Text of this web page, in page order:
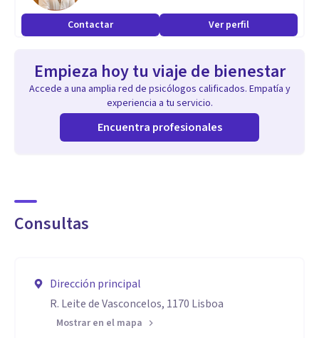
Contactar Ver perfil
Empieza hoy tu viaje de bienestar
Accede a una amplia red de psicólogos calificados. Empatía y
experiencia a tu servicio.
Encuentra profesionales
Consultas
Dirección principal
R. Leite de Vasconcelos, 1170 Lisboa
Mostrar en el mapa